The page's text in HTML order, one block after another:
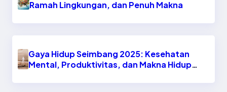
Ramah Lingkungan, dan Penuh Makna
Gaya Hidup Seimbang 2025: Kesehatan
Mental, Produktivitas, dan Makna Hidup